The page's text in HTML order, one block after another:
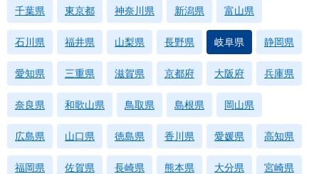
千葉県 東京都 神奈川県 新潟県 富山県
石川県 福井県 山梨県 長野県 岐阜県 静岡県
愛知県 三重県 滋賀県 京都府 大阪府 兵庫県
奈良県 和歌山県 鳥取県 島根県 岡山県
広島県 山口県 徳島県 香川県 愛媛県 高知県
福岡県 佐賀県 長崎県 熊本県 大分県 宮崎県